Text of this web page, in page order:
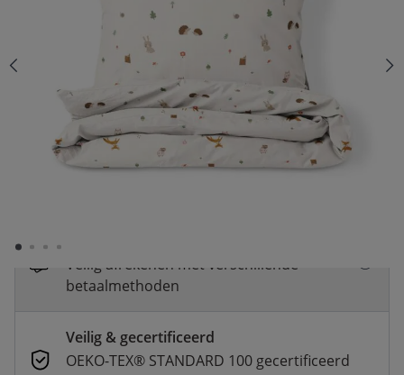
KLIK EN BESTEL
Snelle levering
Voor 23:00 besteld, dezelfde dag
Veilig afrekenen met verschillende
betaalmethoden
Veilig & gecertificeerd
OEKO-TEX® STANDARD 100 gecertificeerd